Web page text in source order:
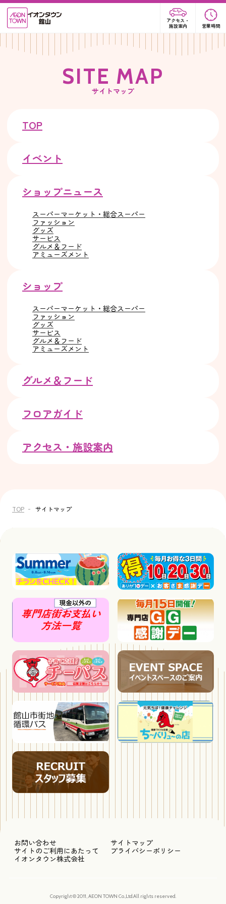
アクセス・
施設案内
営業時間
SITE MAP
サイトマップ
TOP
イベント
ショップニュース
スーパーマーケット・総合スーパー
ファッション
グッズ
サービス
グルメ＆フード
アミューズメント
ショップ
スーパーマーケット・総合スーパー
ファッション
グッズ
サービス
グルメ＆フード
アミューズメント
グルメ＆フード
フロアガイド
アクセス・施設案内
TOP サイトマップ
お問い合わせ
サイトマップ
サイトのご利用にあたって
プライバシーポリシー
イオンタウン株式会社
Copyright © 2011, AEON TOWN Co.,Ltd.All rights reserved.